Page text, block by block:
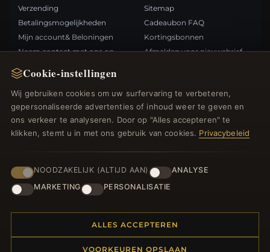
Cookie-instellingen
Wij gebruiken cookies om uw surfervaring te verbeteren,
gepersonaliseerde advertenties of inhoud weer te geven en
ons verkeer te analyseren. Door op "Alles accepteren" te
klikken, stemt u in met ons gebruik van cookies. Privacybeleid
NOODZAKELIJK (ALTIJD AAN)
ANALYSE
MARKETING
PERSONALISATIE
ALLES ACCEPTEREN
VOORKEUREN OPSLAAN
Verzending
Betalingsmogelijkheden
Mijn account& Beloningen
Neem contact met ons op
Sitemap
Cadeaubon FAQ
Kortingsbonnen
Afmelden voor nieuwsbrief
Nieuwe producten
Specials
Blog
Beoordelingen
Inloggen
BETAALMETHODEN
© 2012–2026Bedelsoutlet.nl . Alle rechten